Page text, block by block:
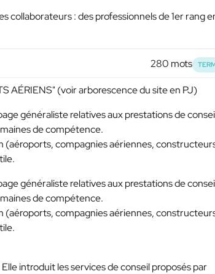
collaborateurs : des professionnels de 1er rang
280 mots
AÉRIENS" (voir arborescence du site en PJ)
généraliste relatives aux prestations de
de compétence.
(aéroports, compagnies aériennes,
généraliste relatives aux prestations de
de compétence.
(aéroports, compagnies aériennes,
introduit les services de conseil proposés par